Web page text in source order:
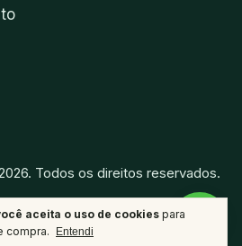
aceita o uso de cookies para
compra.
Entendi
Todos os direitos reservados.
porvitamina.